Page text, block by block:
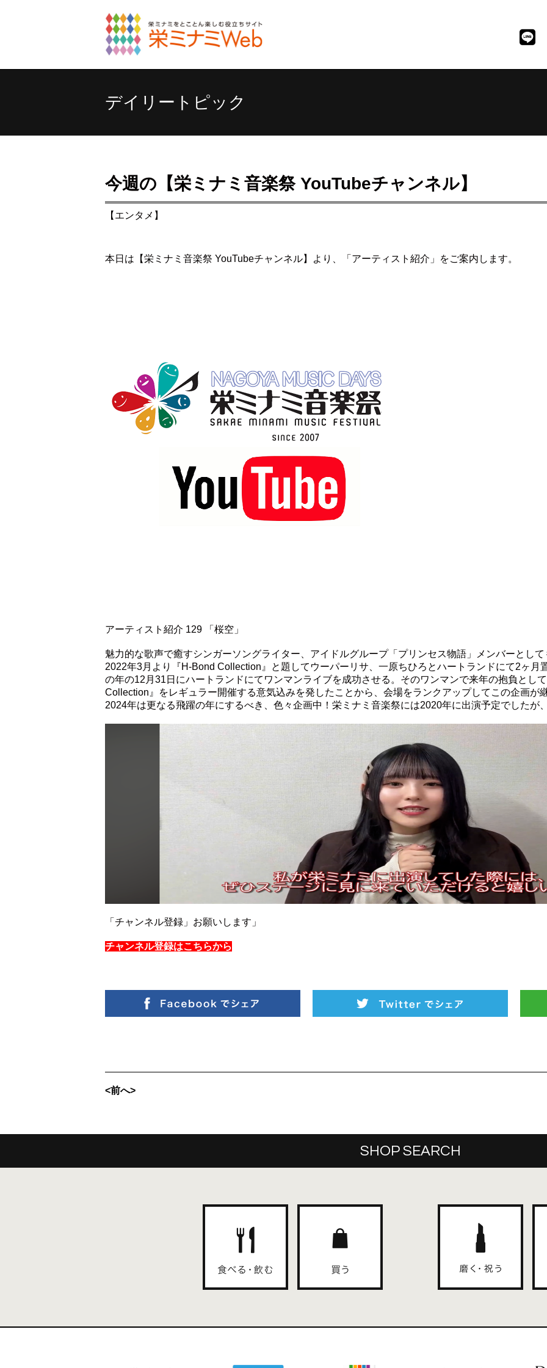
デイリートピック
今週の【栄ミナミ音楽祭 YouTubeチャンネル】
【エンタメ】
本日は【栄ミナミ音楽祭 YouTubeチャンネル】より、「アーティスト紹介」をご案内します。
アーティスト紹介 129 「桜空」
魅力的な歌声で癒すシンガーソングライター、アイドルグループ「プリンセス物語」メンバーとし
2022年3月より『H-Bond Collection』と題してウーパーリサ、一原ちひろとハートランドにて2ヶ月
の年の12月31日にハートランドにてワンマンライブを成功させる。そのワンマンで来年の抱負とし
Collection』をレギュラー開催する意気込みを発したことから、会場をランクアップしてこの企画が
2024年は更なる飛躍の年にするべき、色々企画中！栄ミナミ音楽祭には2020年に出演予定でしたが
「チャンネル登録」お願いします」
チャンネル登録はこちらから
<前へ>
SHOP SEARCH